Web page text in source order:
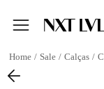
Sale Calças